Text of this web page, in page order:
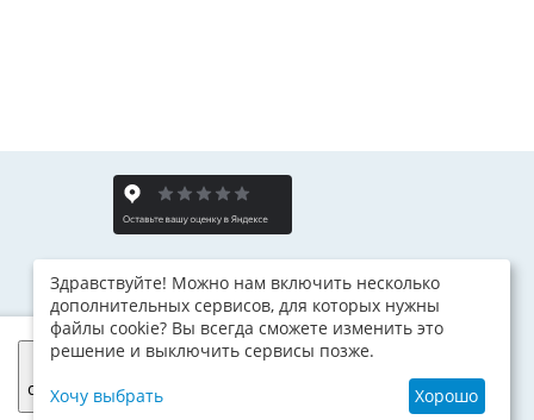
согласен
Здравствуйте! Можно нам включить несколько
дополнительных сервисов, для которых нужны
файлы cookie? Вы всегда сможете изменить это
решение и выключить сервисы позже.
Хочу выбрать Хорошо